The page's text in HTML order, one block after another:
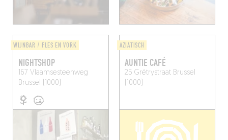
WIJNBAR / FLES EN VORK
NIGHTSHOP
167 Vlaamsesteenweg
Brussel (1000)
AZIATISCH
AUNTIE CAFÉ
25 Grétrystraat Brussel
(1000)